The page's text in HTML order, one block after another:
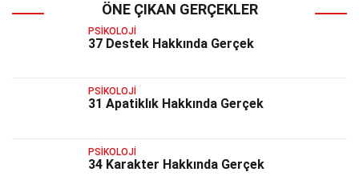
ÖNE ÇIKAN GERÇEKLER
PSIKOLOJI
37 Destek Hakkında Gerçek
PSIKOLOJI
31 Apatiklık Hakkında Gerçek
PSIKOLOJI
34 Karakter Hakkında Gerçek